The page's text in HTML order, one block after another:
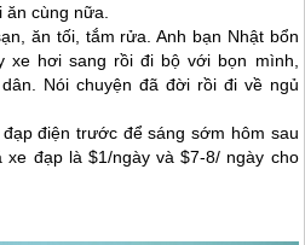
cùng nữa.
ăn tối, tắm rửa. Anh bạn Nhật bổn
xe hơi sang rồi đi bộ với bọn mình,
Nói chuyện đã đời rồi đi về ngủ
điện trước để sáng sớm hôm sau
đạp là $1/ngày và $7-8/ ngày cho